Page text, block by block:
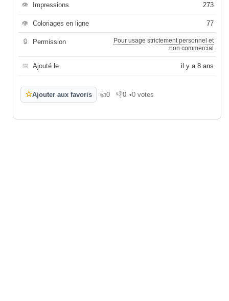
👁 Impressions 273
👁 Coloriages en ligne 77
🔒 Permission
Pour usage strictement personnel et
non commercial
📅 Ajouté le il y a 8 ans
☆Ajouter aux favoris 👍0
J'aime 👎0
Je n'aime pas
•0 votes